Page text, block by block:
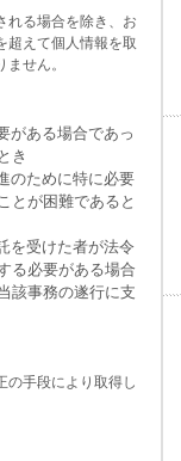
れる場合を除き、お
超えて個人情報を取
せん。
がある場合であっ
き
のために特に必要
とが困難であると
を受けた者が法令
る必要がある場合
該事務の遂行に支
の手段により取得し